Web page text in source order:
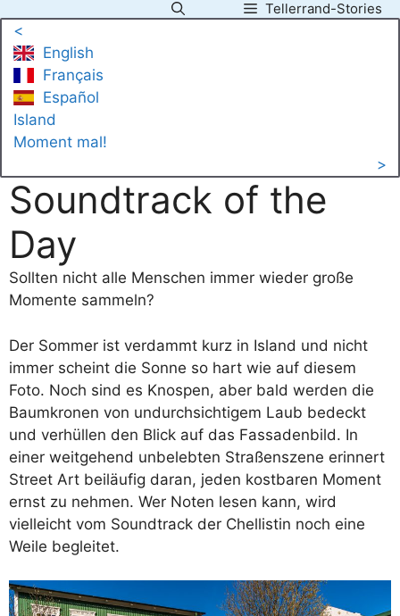
Inhalt
springen
Tellerrand-Stories
<
English
Français
Español
Island
Moment mal!
>
Soundtrack of the
Day
Sollten nicht alle Menschen immer wieder große
Momente sammeln?
Der Sommer ist verdammt kurz in Island und nicht
immer scheint die Sonne so hart wie auf diesem
Foto. Noch sind es Knospen, aber bald werden die
Baumkronen von undurchsichtigem Laub bedeckt
und verhüllen den Blick auf das Fassadenbild. In
einer weitgehend unbelebten Straßenszene erinnert
Street Art beiläufig daran, jeden kostbaren Moment
ernst zu nehmen. Wer Noten lesen kann, wird
vielleicht vom Soundtrack der Chellistin noch eine
Weile begleitet.